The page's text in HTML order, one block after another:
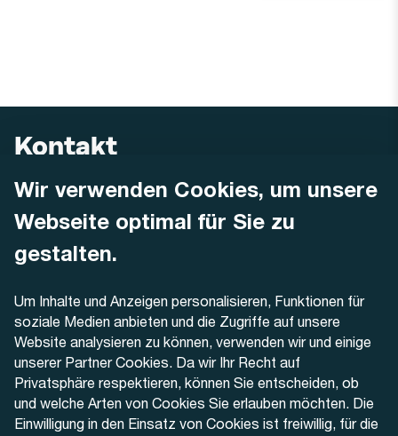
Wir verwenden Cookies, um unsere
Webseite optimal für Sie zu
gestalten.
Um Inhalte und Anzeigen personalisieren, Funktionen für
soziale Medien anbieten und die Zugriffe auf unsere
Website analysieren zu können, verwenden wir und einige
unserer Partner Cookies. Da wir Ihr Recht auf
Privatsphäre respektieren, können Sie entscheiden, ob
und welche Arten von Cookies Sie erlauben möchten. Die
Einwilligung in den Einsatz von Cookies ist freiwillig, für die
Kontakt
AREMO
Dornacherstrasse 48
4500 Solothurn
+41 32 622 37 22
Kontaktformular